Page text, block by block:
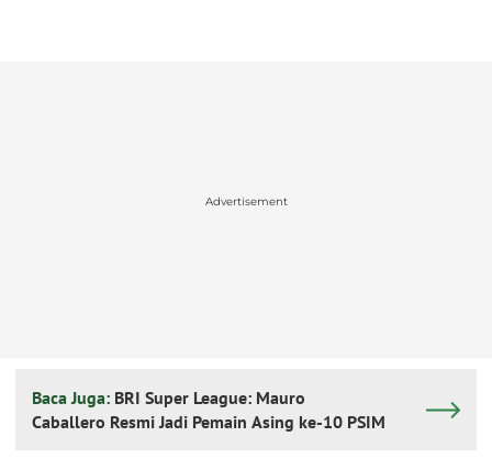
Advertisement
Baca Juga: BRI Super League: Mauro
Caballero Resmi Jadi Pemain Asing ke-10 PSIM